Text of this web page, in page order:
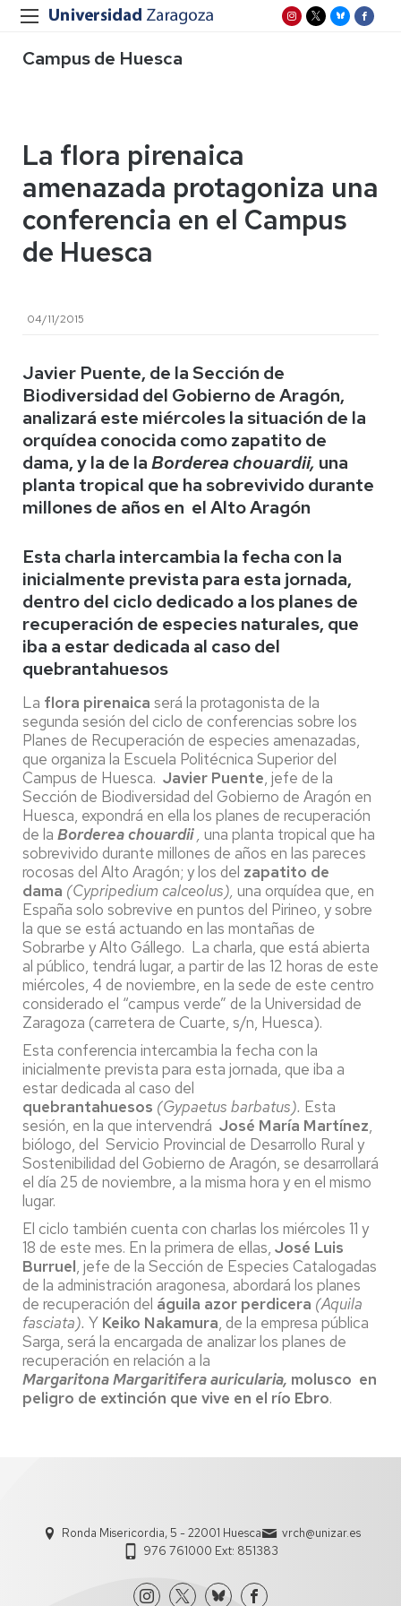
Campus de Huesca
La flora pirenaica
amenazada protagoniza una
conferencia en el Campus
de Huesca
04/11/2015
Javier Puente, de la Sección de
Biodiversidad del Gobierno de Aragón,
analizará este miércoles la situación de la
orquídea conocida como zapatito de
dama, y la de laBorderea chouardii, una
planta tropical que ha sobrevivido durante
millones de años en el Alto Aragón
Esta charla intercambia la fecha con la
inicialmente prevista para esta jornada,
dentro del ciclo dedicado a los planes de
recuperación de especies naturales, que
iba a estar dedicada al caso del
quebrantahuesos
La flora pirenaica será la protagonista de la
segunda sesión del ciclo de conferencias sobre los
Planes de Recuperación de especies amenazadas,
que organiza la Escuela Politécnica Superior del
Campus de Huesca. Javier Puente, jefe de la
Sección de Biodiversidad del Gobierno de Aragón en
Huesca, expondrá en ella los planes de recuperación
de la Borderea chouardii, una planta tropical que ha
sobrevivido durante millones de años en las pareces
rocosas del Alto Aragón; y los del zapatito de
dama (Cypripedium calceolus), una orquídea que, en
España solo sobrevive en puntos del Pirineo, y sobre
la que se está actuando en las montañas de
Sobrarbe y Alto Gállego. La charla, que está abierta
al público, tendrá lugar, a partir de las 12 horas de este
miércoles, 4 de noviembre, en la sede de este centro
considerado el “campus verde” de la Universidad de
Zaragoza (carretera de Cuarte, s/n, Huesca).
Esta conferencia intercambia la fecha con la
inicialmente prevista para esta jornada, que iba a
estar dedicada al caso del
quebrantahuesos (Gypaetus barbatus). Esta
sesión, en la que intervendrá José María Martínez,
biólogo, del Servicio Provincial de Desarrollo Rural y
Sostenibilidad del Gobierno de Aragón, se desarrollará
el día 25 de noviembre, a la misma hora y en el mismo
lugar.
El ciclo también cuenta con charlas los miércoles 11 y
18 de este mes. En la primera de ellas, José Luis
Burruel, jefe de la Sección de Especies Catalogadas
de la administración aragonesa, abordará los planes
de recuperación del águila azor perdicera (Aquila
fasciata). Y Keiko Nakamura, de la empresa pública
Sarga, será la encargada de analizar los planes de
recuperación en relación a la
Margaritona Margaritifera auricularia, molusco en
peligro de extinción que vive en el río Ebro.
Ronda Misericordia, 5 - 22001 Huesca
vrch@unizar.es
976 761000 Ext: 851383